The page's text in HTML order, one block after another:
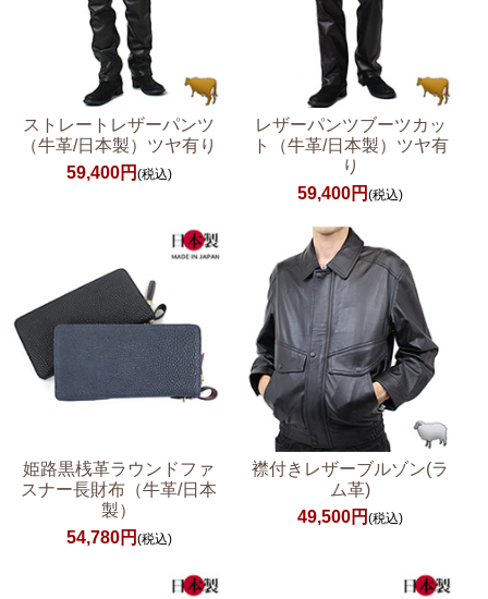
ストレートレザーパンツ
（牛革/日本製）ツヤ有り
59,400円 (税込)
レザーパンツブーツカッ
ト（牛革/日本製）ツヤ有
り
59,400円(税込)
姫路黒桟革ラウンドファ
スナー長財布（牛革/日本
製）
54,780円 (税込)
襟付きレザーブルゾン(ラ
ム革)
49,500円(税込)